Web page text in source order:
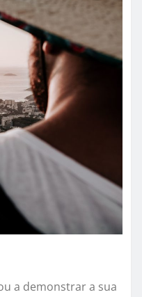
a demonstrar a sua